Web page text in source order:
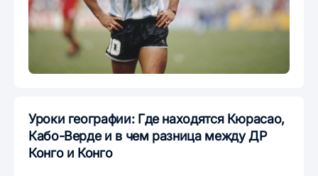
Уроки географии: Где находятся Кюрасао,
Кабо-Верде и в чем разница между ДР
Конго и Конго